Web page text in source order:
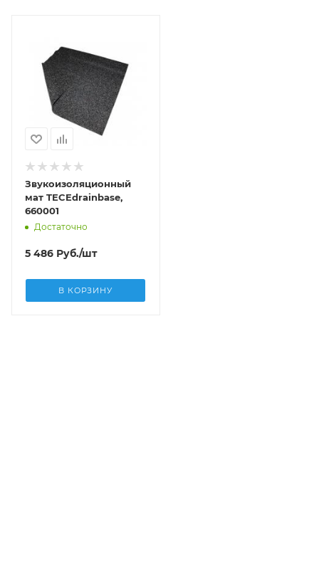
Звукоизоляционный
мат TECEdrainbase,
660001
Достаточно
5 486 Руб./шт
В КОРЗИНУ